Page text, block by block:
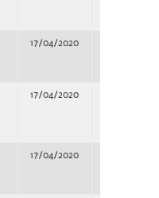
17/04/2020
17/04/2020
17/04/2020